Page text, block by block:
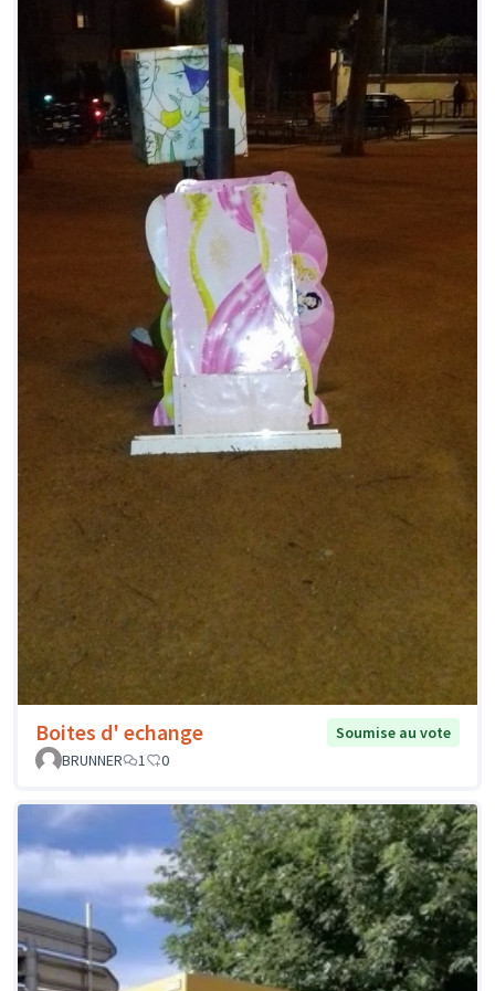
Boites d' echange
Soumise au vote
BRUNNER
1 0